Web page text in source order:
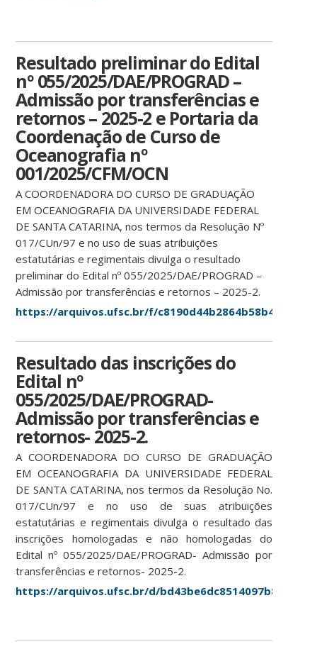
Resultado preliminar do Edital
nº 055/2025/DAE/PROGRAD –
Admissão por transferências e
retornos – 2025-2 e Portaria da
Coordenação de Curso de
Oceanografia nº
001/2025/CFM/OCN
A COORDENADORA DO CURSO DE GRADUAÇÃO
EM OCEANOGRAFIA DA UNIVERSIDADE FEDERAL
DE SANTA CATARINA, nos termos da Resolução Nº
017/CUn/97 e no uso de suas atribuições
estatutárias e regimentais divulga o resultado
preliminar do Edital nº 055/2025/DAE/PROGRAD –
Admissão por transferências e retornos – 2025-2.
https://arquivos.ufsc.br/f/c8190d44b2864b58b440/
Resultado das inscrições do
Edital nº
055/2025/DAE/PROGRAD-
Admissão por transferências e
retornos- 2025-2.
A COORDENADORA DO CURSO DE GRADUAÇÃO
EM OCEANOGRAFIA DA UNIVERSIDADE FEDERAL
DE SANTA CATARINA, nos termos da Resolução No.
017/CUn/97 e no uso de suas atribuições
estatutárias e regimentais divulga o resultado das
inscrições homologadas e não homologadas do
Edital nº 055/2025/DAE/PROGRAD- Admissão por
transferências e retornos- 2025-2.
https://arquivos.ufsc.br/d/bd43be6dc8514097b875/